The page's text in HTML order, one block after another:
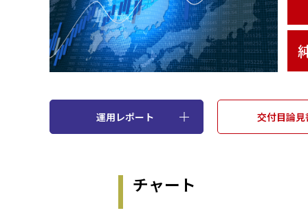
運用レポート 交付目論見
チャート